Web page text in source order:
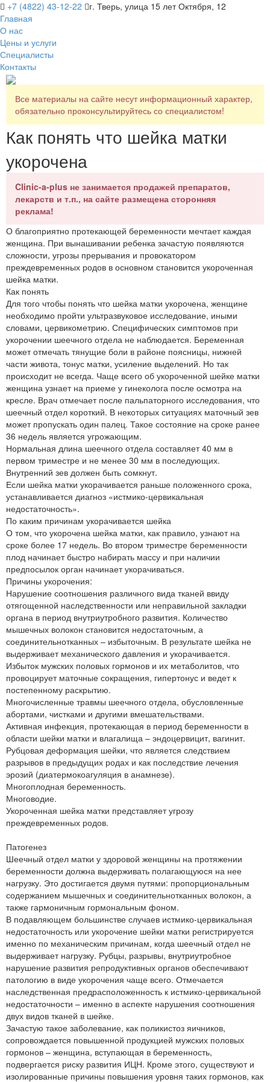
+7 (4822) 43-12-22
г. Тверь, улица 15 лет Октября, 12
Главная
О нас
Цены и услуги
Специалисты
Контакты
Все материалы на сайте несут информационный характер,
обязательно проконсультируйтесь со специалистом!
Как понять что шейка матки
укорочена
Clinic-a-plus не занимается продажей препаратов,
лекарств и т.п., на сайте размещена сторонняя
реклама!
О благоприятно протекающей беременности мечтает каждая
женщина. При вынашивании ребенка зачастую появляются
сложности, угрозы прерывания и провокатором
преждевременных родов в основном становится укороченная
шейка матки.
Как понять
Для того чтобы понять что шейка матки укорочена, женщине
необходимо пройти ультразвуковое исследование, иными
словами, цервикометрию. Специфических симптомов при
укорочении шеечного отдела не наблюдается. Беременная
может отмечать тянущие боли в районе поясницы, нижней
части живота, тонус матки, усиление выделений. Но так
происходит не всегда. Чаще всего об укороченной шейке матки
женщина узнает на приеме у гинеколога после осмотра на
кресле. Врач отмечает после пальпаторного исследования, что
шеечный отдел короткий. В некоторых ситуациях маточный зев
может пропускать один палец. Такое состояние на сроке ранее
36 недель является угрожающим.
Нормальная длина шеечного отдела составляет 40 мм в
первом триместре и не менее 30 мм в последующих.
Внутренний зев должен быть сомкнут.
Если шейка матки укорачивается раньше положенного срока,
устанавливается диагноз «истмико-цервикальная
недостаточность».
По каким причинам укорачивается шейка
О том, что укорочена шейка матки, как правило, узнают на
сроке более 17 недель. Во втором триместре беременности
плод начинает быстро набирать массу и при наличии
предпосылок орган начинает укорачиваться.
Причины укорочения:
Нарушение соотношения различного вида тканей ввиду
отягощенной наследственности или неправильной закладки
органа в период внутриутробного развития. Количество
мышечных волокон становится недостаточным, а
соединительнотканных – избыточным. В результате шейка не
выдерживает механического давления и укорачивается.
Избыток мужских половых гормонов и их метаболитов, что
провоцирует маточные сокращения, гипертонус и ведет к
постепенному раскрытию.
Многочисленные травмы шеечного отдела, обусловленные
абортами, чистками и другими вмешательствами.
Активная инфекция, протекающая в период беременности в
области шейки матки и влагалища – эндоцервицит, вагинит.
Рубцовая деформация шейки, что является следствием
разрывов в предыдущих родах и как последствие лечения
эрозий (диатермокоагуляция в анамнезе).
Многоплодная беременность.
Многоводие.
Укороченная шейка матки представляет угрозу
преждевременных родов.
Патогенез
Шеечный отдел матки у здоровой женщины на протяжении
беременности должна выдерживать полагающуюся на нее
нагрузку. Это достигается двумя путями: пропорциональным
содержанием мышечных и соединительнотканных волокон, а
также гармоничным гормональным фоном.
В подавляющем большинстве случаев истмико-цервикальная
недостаточность или укорочение шейки матки регистрируется
именно по механическим причинам, когда шеечный отдел не
выдерживает нагрузку. Рубцы, разрывы, внутриутробное
нарушение развития репродуктивных органов обеспечивают
патологию в виде укорочения чаще всего. Отмечается
наследственная предрасположенность к истмико-цервикальной
недостаточности – именно в аспекте нарушения соотношения
двух видов тканей в шейке.
Зачастую такое заболевание, как поликистоз яичников,
сопровождается повышенной продукцией мужских половых
гормонов – женщина, вступающая в беременность,
подвергается риску развития ИЦН. Кроме этого, существуют и
изолированные причины повышения уровня таких гормонов, как